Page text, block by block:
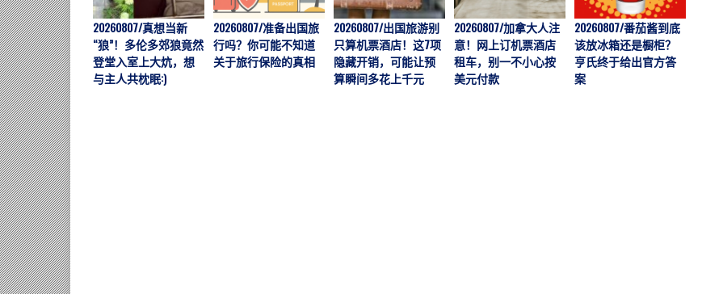
20260807/真想当新
“狼”！多伦多郊狼竟然
登堂入室上大炕，想
与主人共枕眠:)
20260807/准备出国旅
行吗？你可能不知道
关于旅行保险的真相
20260807/出国旅游别
只算机票酒店！这7项
隐藏开销，可能让预
算瞬间多花上千元
20260807/加拿大人注
意！网上订机票酒店
租车，别一不小心按
美元付款
20260807/番茄酱到底
该放冰箱还是橱柜？
亨氏终于给出官方答
案